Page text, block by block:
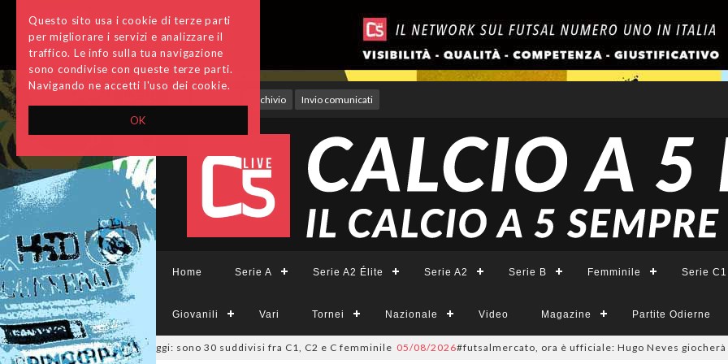
OK
Questo sito usa i cookie di terze parti
per migliorare i servizi e analizzare il
traffico. Le info sulla tua navigazione
sono condivise con queste terze parti.
Navigando ne accetti l'uso dei cookie.
Archivio Invio comunicati
Home Serie A Serie A2 Élite Serie A2 Serie B Femminile Serie C1
Giovanili Vari Tornei Nazionale Video Magazine Partite Odierne
Lazio, deliberati i ripescaggi: sono 30 suddivisi fra C1, C2 e C femminile 05/08/2026#futsalmercato, ora è ufficiale: Hugo Neves giocherà nel